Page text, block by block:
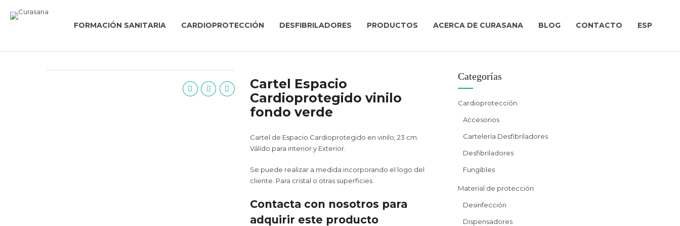
FORMACIÓN SANITARIA CARDIOPROTECCIÓN DESFIBRILADORES PRODUCTOS ACERCA DE CURASANA BLOG CONTACTO ESP
Cartel Espacio
Cardioprotegido vinilo
fondo verde
Cartel de Espacio Cardioprotegido en vinilo, 23 cm.
Válido para interior y Exterior.
Se puede realizar a medida incorporando el logo del
cliente. Para cristal o otras superficies.
Contacta con nosotros para
adquirir este producto
Categorías
Cardioprotección
Accesorios
Cartelería Desfibriladores
Desfibriladores
Fungibles
Material de protección
Desinfección
Dispensadores